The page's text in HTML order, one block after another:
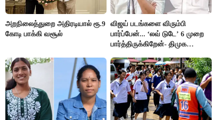
அறநிலைத்துறை அதிரடியால் ரூ.9
கோடி பாக்கி வசூல்
விஜய் படங்களை விரும்பி
பார்ப்பேன்... ‘லவ் டுடே’ 6 முறை
பார்த்திருக்கிறேன்- திமுக